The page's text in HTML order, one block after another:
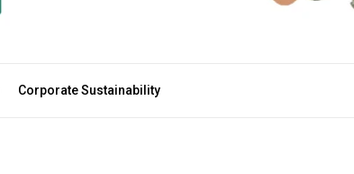
Corporate Sustainability